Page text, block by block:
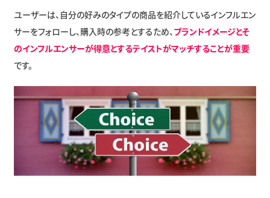
ユーザーは、自分の好みのタイプの商品を紹介しているインフルエン
サーをフォローし、購入時の参考とするため、 ブランドイメージとそ
のインフルエンサーが得意とするテイストがマッチすることが重要
です。